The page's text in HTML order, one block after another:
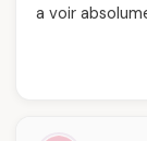
a voir